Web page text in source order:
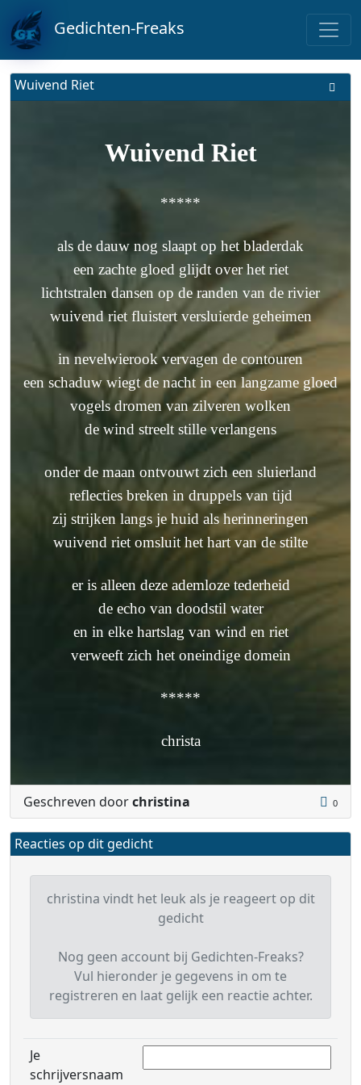
Gedichten-Freaks
Wuivend Riet
Wuivend Riet
*****
als de dauw nog slaapt op het bladerdak
een zachte gloed glijdt over het riet
lichtstralen dansen op de randen van de rivier
wuivend riet fluistert versluierde geheimen
in nevelwierook vervagen de contouren
een schaduw wiegt de nacht in een langzame gloed
vogels dromen van zilveren wolken
de wind streelt stille verlangens
onder de maan ontvouwt zich een sluierland
reflecties breken in druppels van tijd
zij strijken langs je huid als herinneringen
wuivend riet omsluit het hart van de stilte
er is alleen deze ademloze tederheid
de echo van doodstil water
en in elke hartslag van wind en riet
verweeft zich het oneindige domein
*****
christa
Geschreven doorchristina 0
Reacties op dit gedicht
christina vindt het leuk als je reageert op dit
gedicht
Nog geen account bij Gedichten-Freaks?
Vul hieronder je gegevens in om te
registreren en laat gelijk een reactie achter.
Je
schrijversnaam